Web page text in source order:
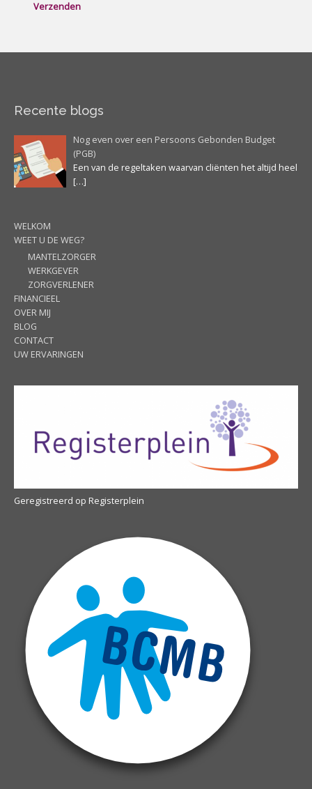
Recente blogs
Nog even over een Persoons Gebonden Budget
(PGB)
Een van de regeltaken waarvan cliënten het altijd heel
[…]
WELKOM
WEET U DE WEG?
MANTELZORGER
WERKGEVER
ZORGVERLENER
FINANCIEEL
OVER MIJ
BLOG
CONTACT
UW ERVARINGEN
Geregistreerd op Registerplein